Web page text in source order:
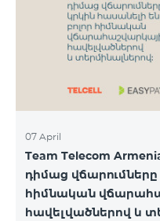
07 April
Team Telecom
դիմաց
հիմնական
հավելվածներով և